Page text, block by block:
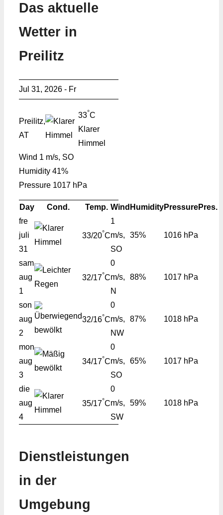
Das aktuelle
Wetter in
Preilitz
Jul 31, 2026 - Fr
Preilitz,
AT
33°C
Klarer
Himmel
Wind 1 m/s, SO
Humidity 41%
Pressure 1017 hPa
Day Cond. Temp. Wind HumidityPressurePres.
fre
juli
31
33/20°C
1
m/s,
SO
35% 1016 hPa
sam
aug
1
32/17°C
0
m/s,
N
88% 1017 hPa
son
aug
2
32/16°C
0
m/s,
NW
87% 1018 hPa
mon
aug
3
34/17°C
0
m/s,
SO
65% 1017 hPa
die
aug
4
35/17°C
0
m/s,
SW
59% 1018 hPa
Dienstleistungen
in der
Umgebung